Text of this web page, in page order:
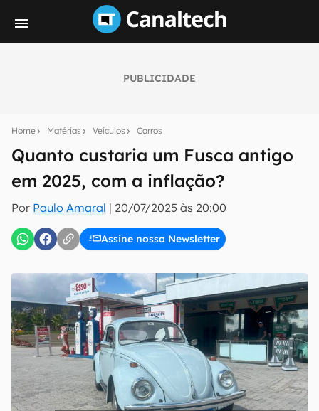
PUBLICIDADE
Home Matérias Veículos Carros
Quanto custaria um Fusca antigo
em 2025, com a inflação?
Por Paulo Amaral | 20/07/2025 às 20:00
Assine nossa Newsletter
notícias e reviews sobre tecnologia em primeira
E-mail
inscreva-se
Confirmo que li, aceito e concordo com os
Termos de
Uso e Política de Privacidade do Canaltech.